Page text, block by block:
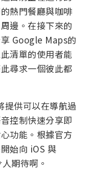
熱門餐廳與咖啡
邊。在接下來的
Google Maps的
清單的使用者能
尋求一個彼此都
供可以在導航過
控制快速分享即
功能。根據官方
始向 iOS 與
期待啊。